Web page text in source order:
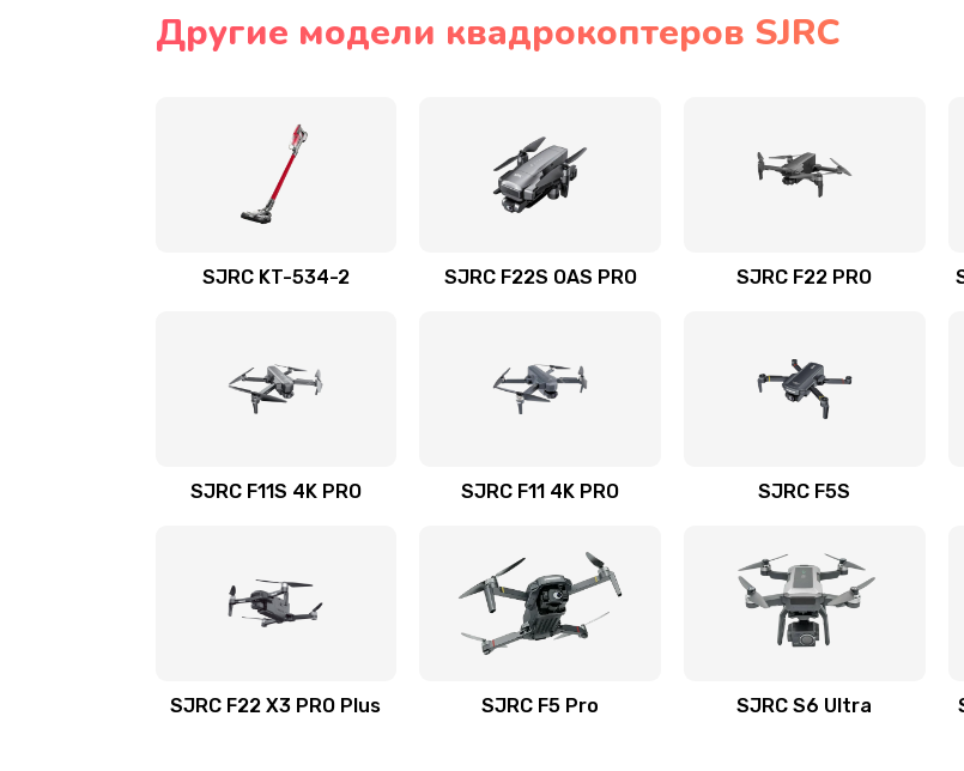
Другие модели квадрокоптеров SJRC
SJRC KT-534-2 SJRC F22S OAS PRO SJRC F22 PRO
SJRC F11S 4K PRO SJRC F11 4K PRO SJRC F5S
SJRC F22 X3 PRO Plus SJRC F5 Pro SJRC S6 Ultra